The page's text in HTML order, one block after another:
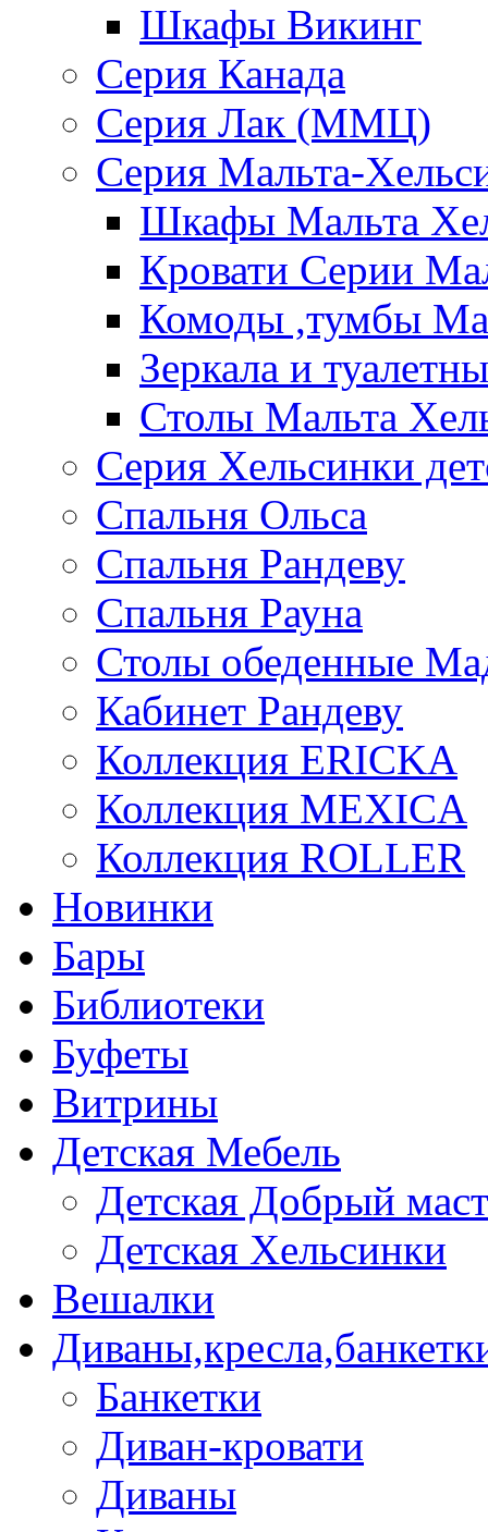
Шкафы Викинг
Серия Канада
Серия Лак (ММЦ)
Серия Мальта-
Шкафы Мальта
Кровати Серии
Комоды ,тумбы
Зеркала и
Столы Мальта
Серия Хельсинки
Спальня Ольса
Спальня Рандеву
Спальня Рауна
Столы обеденные
Кабинет Рандеву
Коллекция ERICKA
Коллекция MEXICA
Коллекция ROLLER
Новинки
Бары
Библиотеки
Буфеты
Витрины
Детская Мебель
Детская Добрый
Детская Хельсинки
Вешалки
Банкетки
Диван-кровати
Диваны